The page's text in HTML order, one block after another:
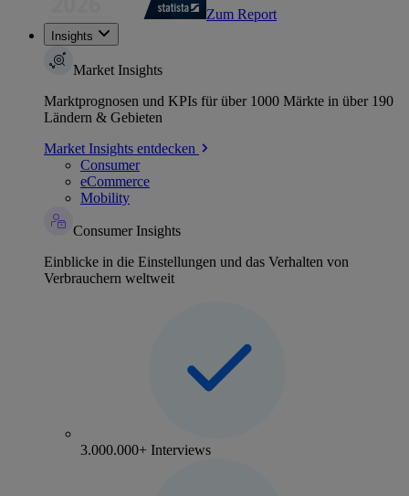
Zum Report
Insights
Market Insights
Marktprognosen und KPIs für über 1000 Märkte in über 190
Ländern & Gebieten
Market Insights entdecken
Consumer
eCommerce
Mobility
Consumer Insights
Einblicke in die Einstellungen und das Verhalten von
Verbrauchern weltweit
3.000.000+ Interviews